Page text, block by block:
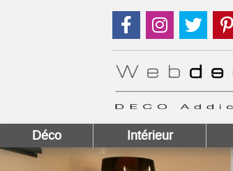
Suivez nous sur
Suivez
Déco Intérieur